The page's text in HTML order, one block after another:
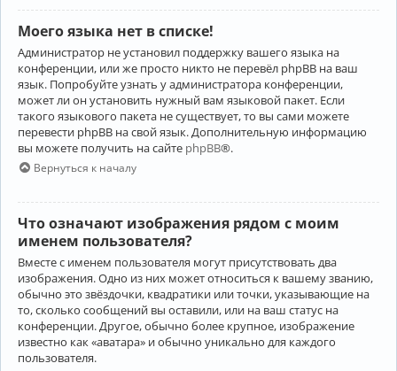
Моего языка нет в списке!
Администратор не установил поддержку вашего языка на
конференции, или же просто никто не перевёл phpBB на ваш
язык. Попробуйте узнать у администратора конференции,
может ли он установить нужный вам языковой пакет. Если
такого языкового пакета не существует, то вы сами можете
перевести phpBB на свой язык. Дополнительную информацию
вы можете получить на сайте phpBB®.
Вернуться к началу
Что означают изображения рядом с моим
именем пользователя?
Вместе с именем пользователя могут присутствовать два
изображения. Одно из них может относиться к вашему званию,
обычно это звёздочки, квадратики или точки, указывающие на
то, сколько сообщений вы оставили, или на ваш статус на
конференции. Другое, обычно более крупное, изображение
известно как «аватара» и обычно уникально для каждого
пользователя.